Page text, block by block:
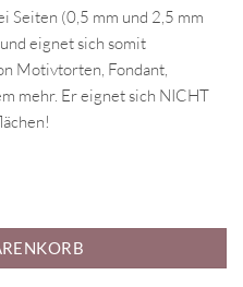
Seiten (0,5 mm und 2,5 mm
eignet sich somit
Motivtorten, Fondant,
mehr. Er eignet sich NICHT